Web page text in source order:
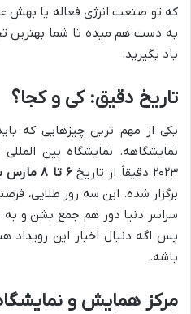
که تو صنعت انرژی فعاله یا بهش
به دست هم میده تا شما بهترین
یاد بگیرید.
تاریخ دقیق: کی و کجا؟
یکی از مهم ترین چیزهایی که
نمایشگاهه. نمایشگاه بین
۲۰۲۳ دقیقاً از تاریخ
۶ تا ۸ مارس سال ۲۰۲۳ (۱۵ تا ۱۷ اسفند ۱۴۰۱)
برگزار شده. این سه روز طلایی،
سراسر دنیا دور هم جمع بشن و به
پس اگه دنبال اخبار این رویداد
باشه.
مرکز همایش و